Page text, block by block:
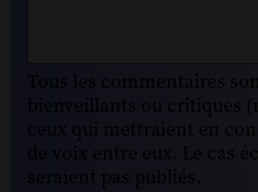
Tous les commentaires
bienveillants ou critiques
ceux qui mettraient en
de voix entre eux. Le cas
seraient pas publiés.